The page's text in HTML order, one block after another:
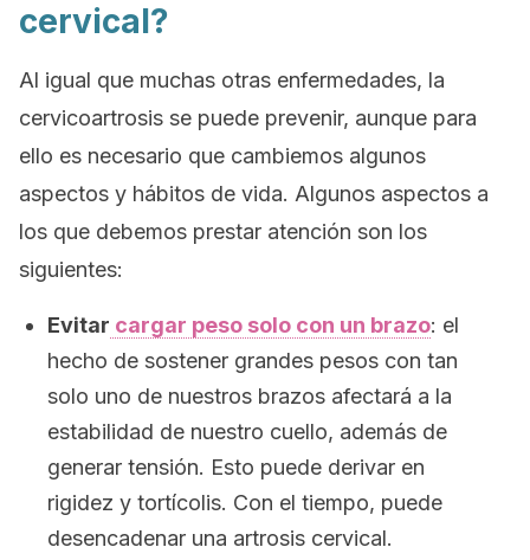
cervical?
Al igual que muchas otras enfermedades, la
cervicoartrosis se puede prevenir, aunque para
ello es necesario que cambiemos algunos
aspectos y hábitos de vida. Algunos aspectos a
los que debemos prestar atención son los
siguientes:
Evitar cargar peso solo con un brazo: el
hecho de sostener grandes pesos con tan
solo uno de nuestros brazos afectará a la
estabilidad de nuestro cuello, además de
generar tensión. Esto puede derivar en
rigidez y tortícolis. Con el tiempo, puede
desencadenar una artrosis cervical.